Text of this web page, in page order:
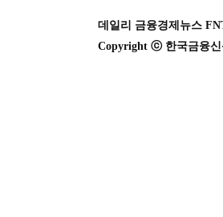
데일리 금융경제뉴스
Copyright ⓒ 한국금융